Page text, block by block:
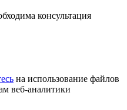
консультация
на использование файлов
веб-аналитики